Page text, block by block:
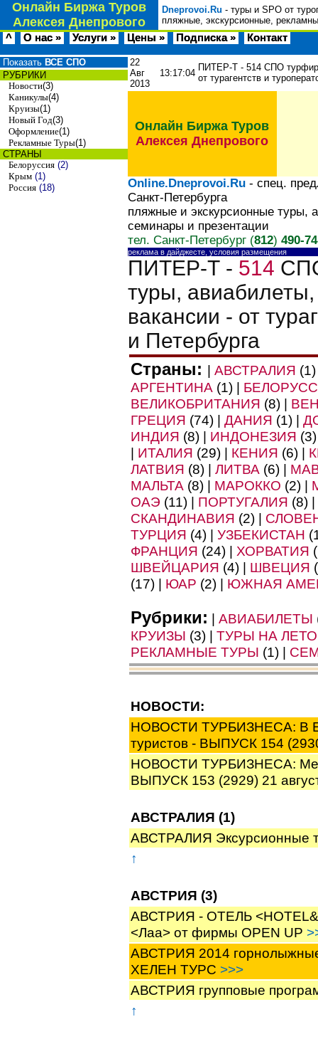
Онлайн Биржа Туров
Алексея Днепрового
Dneprovoi.Ru - туры и SPO от
пляжные, экскурсионные,
^ О нас » Услуги » Цены » Подписка » Контакт
Показать ВСЕ СПО
РУБРИКИ
Новости(3)
Каникулы(4)
Круизы(1)
Новый Год(3)
Оформление(1)
Рекламные Туры(1)
СТРАНЫ
Белоруссия (2)
Крым (1)
Россия (18)
22
Авг
2013
13:17:04
ПИТЕР-Т - 514 СПО
от турагентств и
Онлайн Биржа Туров
Алексея Днепрового
Online.Dneprovoi.Ru - спец.
Санкт-Петербурга
пляжные и экскурсионные туры,
семинары и презентации
тел. Санкт-Петербург (812) 490-
реклама в дайджесте, условия размещения
ПИТЕР-Т - 514
туры,
вакансии - от
и Петербурга
Страны: | АВСТРАЛИЯ
АРГЕНТИНА (1) |
ВЕЛИКОБРИТАНИЯ (8) |
ГРЕЦИЯ (74) | ДАНИЯ (1) |
ИНДИЯ (8) | ИНДОНЕЗИЯ
| ИТАЛИЯ (29) | КЕНИЯ (6) |
ЛАТВИЯ (8) | ЛИТВА (6) |
МАЛЬТА (8) | МАРОККО (2) |
ОАЭ (11) | ПОРТУГАЛИЯ (8) |
СКАНДИНАВИЯ (2) |
ТУРЦИЯ (4) | УЗБЕКИСТАН
ФРАНЦИЯ (24) | ХОРВАТИЯ
ШВЕЙЦАРИЯ (4) | ШВЕЦИЯ
(17) | ЮАР (2) | ЮЖНАЯ
Рубрики: | АВИАБИЛЕТЫ
КРУИЗЫ (3) | ТУРЫ НА ЛЕТО
РЕКЛАМНЫЕ ТУРЫ (1) |
НОВОСТИ:
НОВОСТИ ТУРБИЗНЕСА: В
туристов - ВЫПУСК 154
НОВОСТИ ТУРБИЗНЕСА:
ВЫПУСК 153 (2929) 21
АВСТРАЛИЯ (1)
АВСТРАЛИЯ
↑
АВСТРИЯ (3)
АВСТРИЯ - ОТЕЛЬ
<Лаа> от фирмы OPEN UP
АВСТРИЯ 2014
ХЕЛЕН ТУРС >>>
АВСТРИЯ групповые
↑